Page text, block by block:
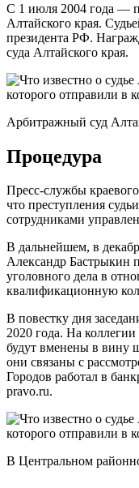
С 1 июля 2004 года —
Алтайского края.
президента РФ.
суда Алтайского края.
Арбитражный суд
Процедура
Пресс-службы
что преступления
сотрудниками
В дальнейшем, в
Александр Бастрыкин
уголовного дела в
квалификационную
В повестку дня
2020 года. На
будут вменены в вину
они связаны с
Городов работал в
pravo.ru.
В Центральном